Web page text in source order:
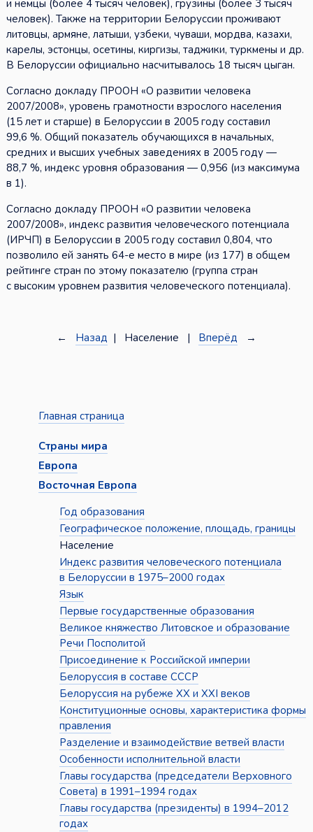
и немцы (более 4 тысяч человек), грузины (более 3 тысяч
человек). Также на территории Белоруссии проживают
литовцы, армяне, латыши, узбеки, чуваши, мордва, казахи,
карелы, эстонцы, осетины, киргизы, таджики, туркмены и др.
В Белоруссии официально насчитывалось 18 тысяч цыган.
Согласно докладу ПРООН «О развитии человека
2007/2008», уровень грамотности взрослого населения
(15 лет и старше) в Белоруссии в 2005 году составил
99,6 %. Общий показатель обучающихся в начальных,
средних и высших учебных заведениях в 2005 году —
88,7 %, индекс уровня образования — 0,956 (из максимума
в 1).
Согласно докладу ПРООН «О развитии человека
2007/2008», индекс развития человеческого потенциала
(ИРЧП) в Белоруссии в 2005 году составил 0,804, что
позволило ей занять 64-е место в мире (из 177) в общем
рейтинге стран по этому показателю (группа стран
с высоким уровнем развития человеческого потенциала).
← Назад | Население | Вперёд →
Главная страница
Страны мира
Европа
Восточная Европа
Год образования
Географическое положение, площадь, границы
Население
Индекс развития человеческого потенциала
в Белоруссии в 1975–2000 годах
Язык
Первые государственные образования
Великое княжество Литовское и образование
Речи Посполитой
Присоединение к Российской империи
Белоруссия в составе СССР
Белоруссия на рубеже XX и XXI веков
Конституционные основы, характеристика формы
правления
Разделение и взаимодействие ветвей власти
Особенности исполнительной власти
Главы государства (председатели Верховного
Совета) в 1991–1994 годах
Главы государства (президенты) в 1994–2012
годах